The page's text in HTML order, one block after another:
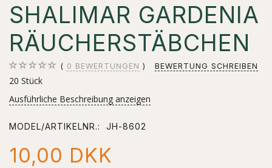
SHALIMAR GARDENIA
RÄUCHERSTÄBCHEN
0 BEWERTUNGEN BEWERTUNG SCHREIBEN
20 Stück
Ausführliche Beschreibung anzeigen
MODEL/ARTIKELNR.: JH-8602
10,00 DKK